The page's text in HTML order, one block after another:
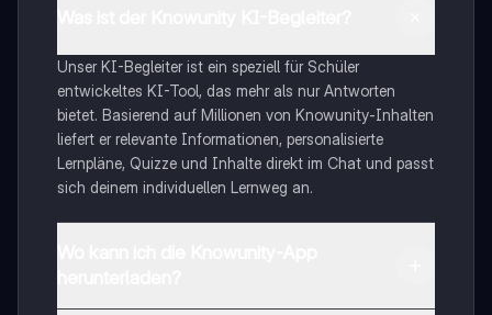
Unser KI-Begleiter ist ein speziell für Schüler
entwickeltes KI-Tool, das mehr als nur Antworten
bietet. Basierend auf Millionen von Knowunity-Inhalten
liefert er relevante Informationen, personalisierte
Lernpläne, Quizze und Inhalte direkt im Chat und passt
sich deinem individuellen Lernweg an.